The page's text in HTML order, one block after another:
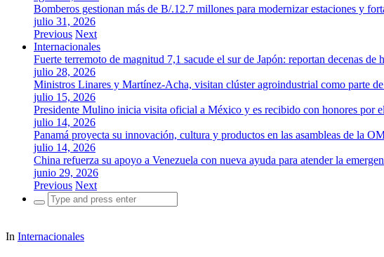
Bomberos gestionan más de B/.12.7 millones para modernizar estaciones y
julio 31, 2026
Previous Next
Internacionales
Fuerte terremoto de magnitud 7,1 sacude el sur de Japón: reportan decenas de
julio 28, 2026
Ministros Linares y Martínez-Acha, visitan clúster agroindustrial como parte
julio 15, 2026
Presidente Mulino inicia visita oficial a México y es recibido con honores por
julio 14, 2026
Panamá proyecta su innovación, cultura y productos en las asambleas de la
julio 14, 2026
China refuerza su apoyo a Venezuela con nueva ayuda para atender la
junio 29, 2026
Previous Next
Search
for:
In Internacionales